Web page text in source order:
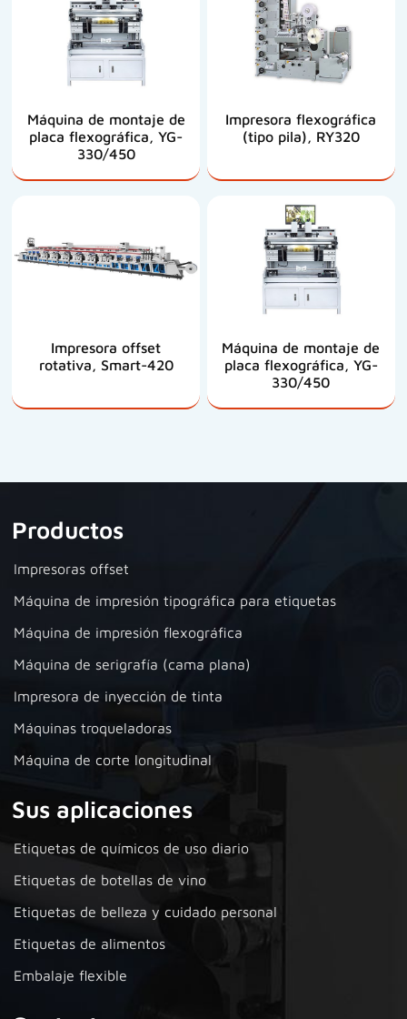
Máquina de montaje de
placa flexográfica, YG-
330/450
Impresora flexográfica
(tipo pila), RY320
Impresora offset
rotativa, Smart-420
Máquina de montaje de
placa flexográfica, YG-
330/450
Productos
Impresoras offset
Máquina de impresión tipográfica para etiquetas
Máquina de impresión flexográfica
Máquina de serigrafía (cama plana)
Impresora de inyección de tinta
Máquinas troqueladoras
Máquina de corte longitudinal
Sus aplicaciones
Etiquetas de químicos de uso diario
Etiquetas de botellas de vino
Etiquetas de belleza y cuidado personal
Etiquetas de alimentos
Embalaje flexible